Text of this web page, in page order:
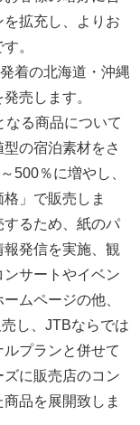
拡充し、よりお
。
着の北海道・沖縄
売します。
る商品について
の宿泊素材をさ
500％に増やし、
」で販売しま
るため、紙のパ
発信を実施、観
サートやイベン
ムページの他、
し、JTBならでは
プランと併せて
に販売店のコン
品を展開致しま